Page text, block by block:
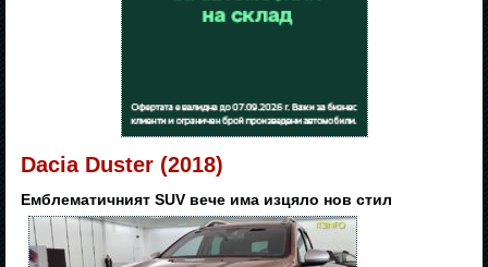
Dacia Duster (2018)
Емблематичният SUV вече има изцяло нов стил